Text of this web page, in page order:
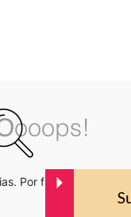
Por favor inténtalo de